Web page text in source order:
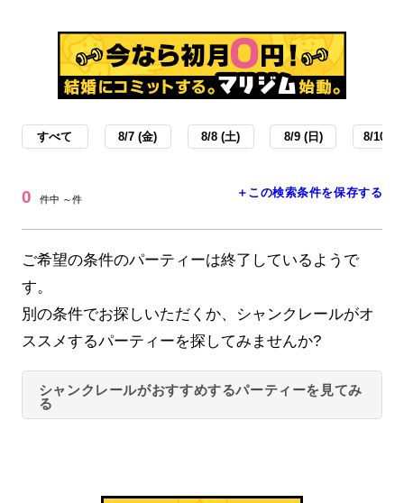
すべて 8/7 (金) 8/8 (土) 8/9 (日) 8/10 (
0 件中 ～件 ＋この検索条件を保存する
ご希望の条件のパーティーは終了しているようで
す。
別の条件でお探しいただくか、シャンクレールがオ
ススメするパーティーを探してみませんか?
シャンクレールがおすすめするパーティーを見てみ
る